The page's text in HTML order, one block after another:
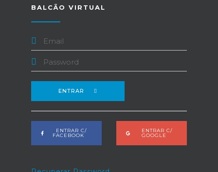
BALCÃO VIRTUAL
ENTRAR
ENTRAR C/
FACEBOOK
ENTRAR C/
GOOGLE